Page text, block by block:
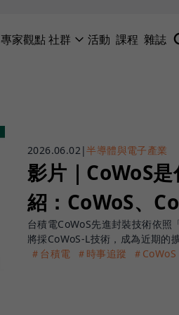
專家觀點社群 活動 課程 雜誌
2026.06.02|半導體與電子產業
影片｜CoWoS
紹：CoWoS、
台積電CoWoS先進封裝技術依
將採CoWoS-L技術，成為近期的
＃台積電
＃時事追蹤 ＃CoWoS